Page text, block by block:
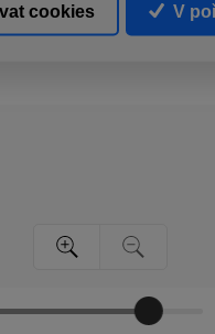
cookies V